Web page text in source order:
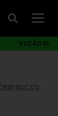
VOZÃO ID